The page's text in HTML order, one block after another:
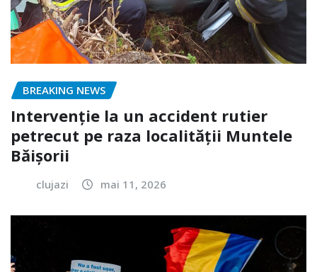
BREAKING NEWS
Intervenție la un accident rutier
petrecut pe raza localității Muntele
Băișorii
clujazi mai 11, 2026